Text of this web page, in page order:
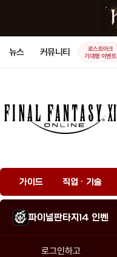
뉴스 커뮤니티
로스트아크
기대평 이벤트
가이드 직업 · 기술
파이널판타지14 인벤
로그인하고